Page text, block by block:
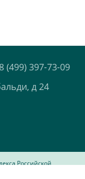
8 (499) 397-73-09
д 24
Российской